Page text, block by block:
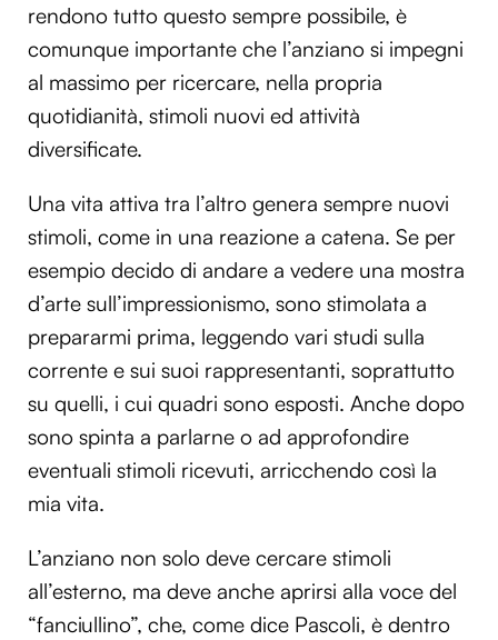
rendono tutto questo sempre possibile, è
comunque importante che l’anziano si impegni
al massimo per ricercare, nella propria
quotidianità, stimoli nuovi ed attività
diversificate.
Una vita attiva tra l’altro genera sempre nuovi
stimoli, come in una reazione a catena. Se per
esempio decido di andare a vedere una mostra
d’arte sull’impressionismo, sono stimolata a
prepararmi prima, leggendo vari studi sulla
corrente e sui suoi rappresentanti, soprattutto
su quelli, i cui quadri sono esposti. Anche dopo
sono spinta a parlarne o ad approfondire
eventuali stimoli ricevuti, arricchendo così la
mia vita.
L’anziano non solo deve cercare stimoli
all’esterno, ma deve anche aprirsi alla voce del
“fanciullino”, che, come dice Pascoli, è dentro